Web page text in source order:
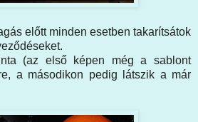
előtt minden esetben takarítsátok
(az első képen még a sablont
a másodikon pedig látszik a már